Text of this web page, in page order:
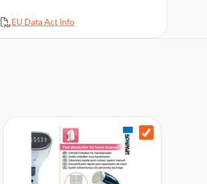
EU Data Act Info